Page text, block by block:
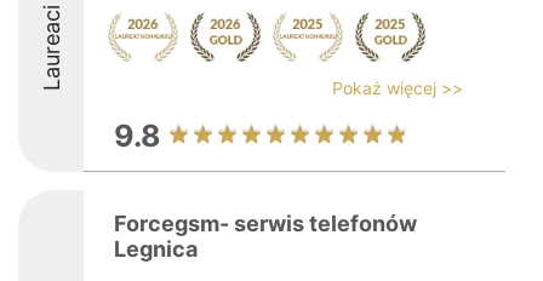
Laureaci Pokaż więcej >>
9.8
Forcegsm- serwis telefonów
Legnica